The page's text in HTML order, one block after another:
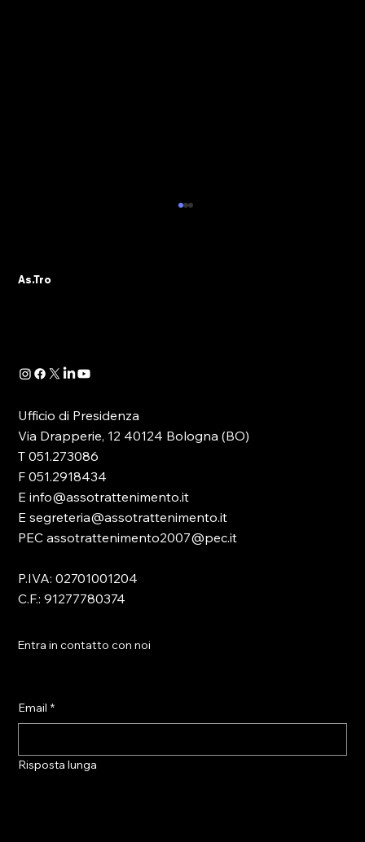
Determinazione Direttoriale di ADM, con la
As.Tro
Ufficio di Presidenza
Via Drapperie, 12 40124 Bologna (BO)
T 051.273086
F 051.2918434
E info@assotrattenimento.it
E segreteria@assotrattenimento.it
PEC assotrattenimento2007@pec.it
P.IVA: 02701001204
C.F.: 91277780374
Entra in contatto con noi
Email *
Risposta lunga